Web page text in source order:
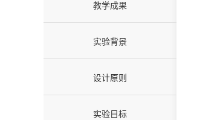
教学成果
实验背景
设计原则
实验目标